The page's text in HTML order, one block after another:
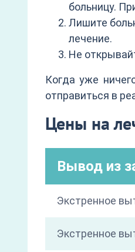
больницу.
Лишите
лечение.
Не
Когда уже
отправиться в
Цены на
Вывод из
Экстренное
Экстренное